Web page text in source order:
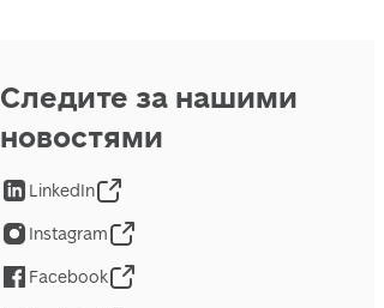
Следите за нашими
новостями
LinkedIn
Instagram
Facebook